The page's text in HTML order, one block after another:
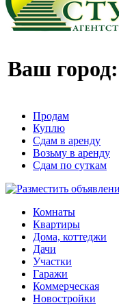
Ваш город:
Продам
Куплю
Сдам в аренду
Возьму в аренду
Сдам по суткам
Комнаты
Квартиры
Дома, коттеджи
Дачи
Участки
Гаражи
Коммерческая
Новостройки